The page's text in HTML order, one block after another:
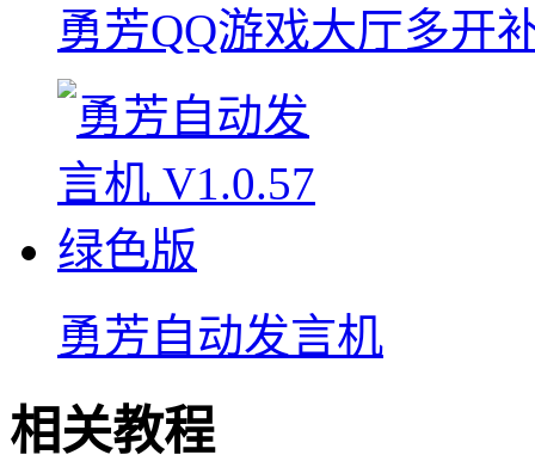
勇芳QQ游戏大厅多开
勇芳自动发言机
相关教程